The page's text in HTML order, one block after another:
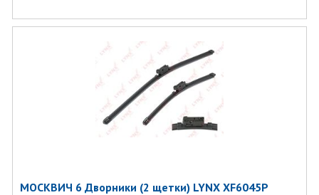
МОСКВИЧ 6 Дворники (2 щетки) LYNX XF6045P